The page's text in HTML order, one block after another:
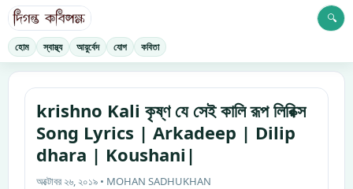
হোম স্বাস্থ্য আয়ুর্বেদ যোগ কবিতা
🔍
krishno Kali কৃষ্ণ যে সেই কালি রূপ লিরিক্স
Song Lyrics | Arkadeep | Dilip
dhara | Koushani|
অক্টোবর ২৬, ২০১৯ • MOHAN SADHUKHAN